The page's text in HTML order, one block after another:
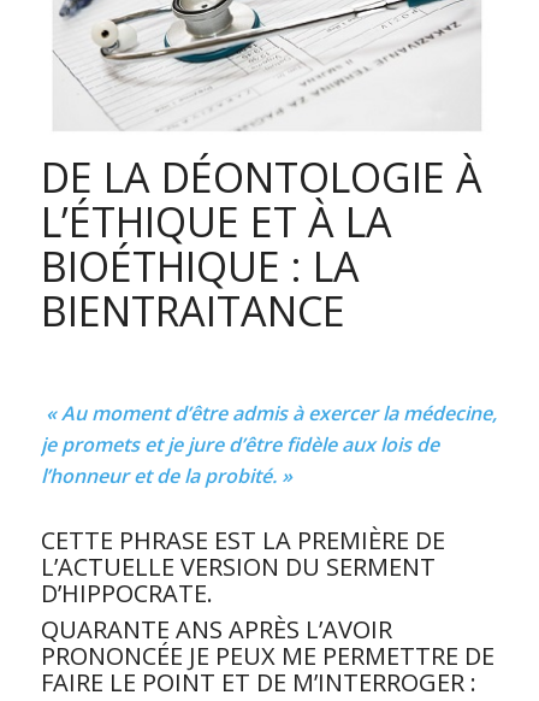
DE LA DÉONTOLOGIE À
L’ÉTHIQUE ET À LA
BIOÉTHIQUE : LA
BIENTRAITANCE
« Au moment d’être admis à exercer la médecine,
je promets et je jure d’être fidèle aux lois de
l’honneur et de la probité. »
CETTE PHRASE EST LA PREMIÈRE DE
L’ACTUELLE VERSION DU SERMENT
D’HIPPOCRATE.
QUARANTE ANS APRÈS L’AVOIR
PRONONCÉE JE PEUX ME PERMETTRE DE
FAIRE LE POINT ET DE M’INTERROGER :